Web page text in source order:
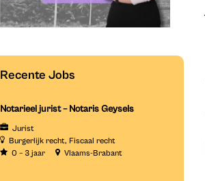
Recente Jobs
Notarieel jurist – Notaris Geysels
Jurist
Burgerlijk recht Fiscaal recht
0 – 3 jaar
Vlaams-Brabant